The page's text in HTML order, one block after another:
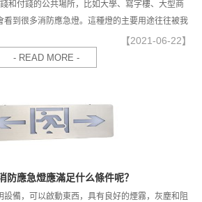
和付錢的公共場所，比如大學、寫字樓、大型商
看到很多消防應急燈。這種燈的主要用途往往被我
是在停電的情況下作為照明燈具的緊急機械設備，
情況突然，這盞小燈可以救人一命。
【2021-06-22】
- READ MORE -
防應急燈應滿足什么條件呢？
備，可以啟動東西，具有良好的煙霧，灰塵和阻